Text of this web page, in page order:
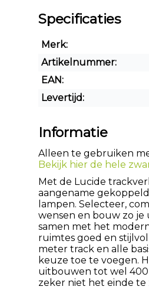
Specificaties
Merk:
Artikelnummer:
EAN:
Levertijd:
Informatie
Alleen te gebruiken
Bekijk hier de hele
Met de Lucide
aangename
lampen. Selecteer,
wensen en bouw zo je
samen met het
ruimtes goed en
meter track en alle
keuze toe te voegen.
uitbouwen tot wel
zeker niet het einde te